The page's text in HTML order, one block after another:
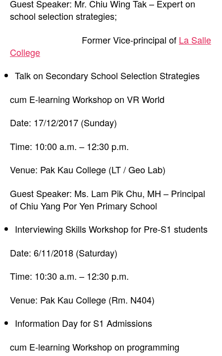
Guest Speaker: Mr. Chiu Wing Tak – Expert on
school selection strategies;
Former Vice-principal of La Salle
College
Talk on Secondary School Selection Strategies
cum E-learning Workshop on VR World
Date: 17/12/2017 (Sunday)
Time: 10:00 a.m. – 12:30 p.m.
Venue: Pak Kau College (LT / Geo Lab)
Guest Speaker: Ms. Lam Pik Chu, MH – Principal
of Chiu Yang Por Yen Primary School
Interviewing Skills Workshop for Pre-S1 students
Date: 6/11/2018 (Saturday)
Time: 10:30 a.m. – 12:30 p.m.
Venue: Pak Kau College (Rm. N404)
Information Day for S1 Admissions
cum E-learning Workshop on programming